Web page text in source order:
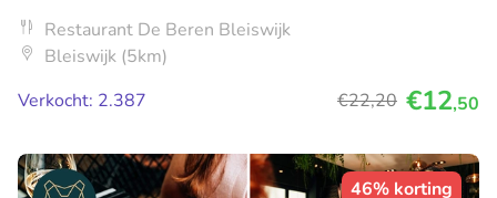
Restaurant De Beren Bleiswijk
Bleiswijk (5km)
Verkocht: 2.387
€22,20 €12,50
46% korting